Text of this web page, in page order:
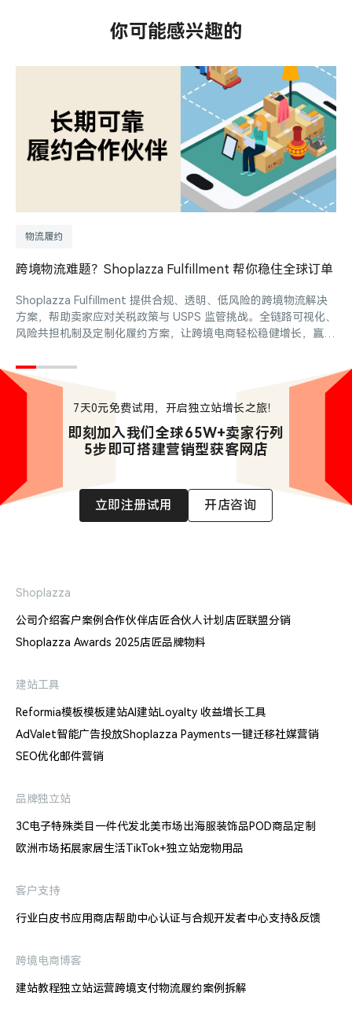
你可能感兴趣的
物流履约
跨境物流难题？Shoplazza Fulfillment 帮你稳住全球订单
Shoplazza Fulfillment 提供合规、透明、低风险的跨境物流解决
方案，帮助卖家应对关税政策与 USPS 监管挑战。全链路可视化、
风险共担机制及定制化履约方案，让跨境电商轻松稳健增长，赢得
7天0元免费试用，开启独立站增长之旅！
即刻加入我们全球65W+卖家行列
5步即可搭建营销型获客网店
立即注册试用 开店咨询
Shoplazza
公司介绍客户案例 合作伙伴店匠合伙人计划 店匠联盟分销
Shoplazza Awards 2025店匠品牌物料
建站工具
Reformia模板模板建站AI建站Loyalty 收益增长工具
AdValet智能广告投放Shoplazza Payments一键迁移社媒营销
SEO优化邮件营销
品牌独立站
3C电子特殊类目 一件代发北美市场出海服装饰品POD商品定制
欧洲市场拓展家居生活TikTok+独立站宠物用品
客户支持
行业白皮书应用商店帮助中心认证与合规开发者中心支持&反馈
跨境电商博客
建站教程独立站运营跨境支付物流履约案例拆解